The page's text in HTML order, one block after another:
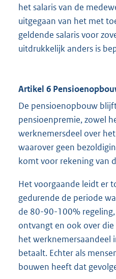
het salaris van de
uitgegaan van het met
geldende salaris voor
uitdrukkelijk anders is
Artikel 6
De pensioenopbouw
pensioenpremie, zowel
werknemersdeel over
waarover geen
komt voor rekening van
Het voorgaande leidt er
gedurende de periode
de 80-90-100%
ontvangt en ook over
het werknemersaandeel
betaalt. Echter als
bouwen heeft dat